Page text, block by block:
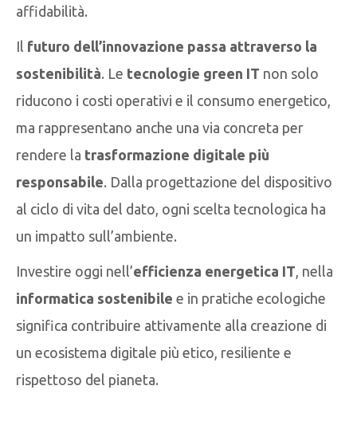
affidabilità.
Il futuro dell’innovazione passa attraverso la
sostenibilità. Le tecnologie green IT non solo
riducono i costi operativi e il consumo energetico,
ma rappresentano anche una via concreta per
rendere la trasformazione digitale più
responsabile. Dalla progettazione del dispositivo
al ciclo di vita del dato, ogni scelta tecnologica ha
un impatto sull’ambiente.
Investire oggi nell’efficienza energetica IT, nella
informatica sostenibile e in pratiche ecologiche
significa contribuire attivamente alla creazione di
un ecosistema digitale più etico, resiliente e
rispettoso del pianeta.